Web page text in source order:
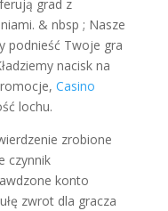
grad z
& nbsp ; Nasze
podnieść Twoje gra
nacisk na
Casino
lochu.
zrobione
czynnik
konto
zwrot dla gracza